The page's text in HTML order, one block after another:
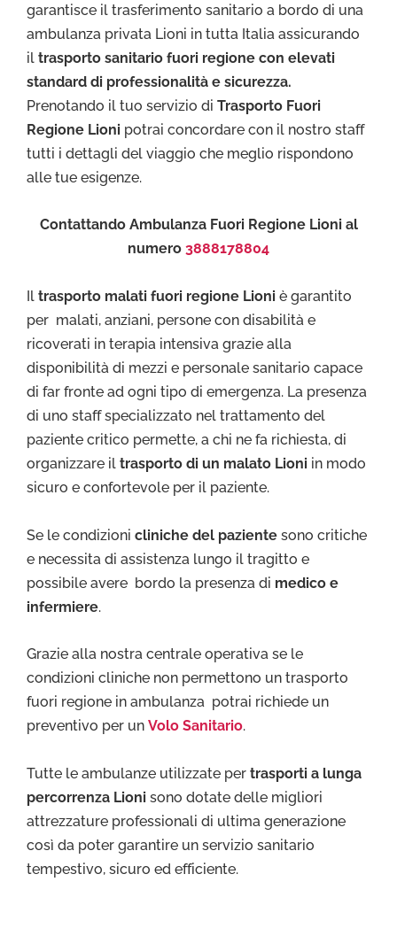
garantisce il trasferimento sanitario a bordo di una
ambulanza privata Lioni in tutta Italia assicurando
il trasporto sanitario fuori regione con elevati
standard di professionalità e sicurezza.
Prenotando il tuo servizio di Trasporto Fuori
Regione Lioni potrai concordare con il nostro staff
tutti i dettagli del viaggio che meglio rispondono
alle tue esigenze.
Contattando Ambulanza Fuori Regione Lioni al
numero 3888178804
Il trasporto malati fuori regione Lioni è garantito
per malati, anziani, persone con disabilità e
ricoverati in terapia intensiva grazie alla
disponibilità di mezzi e personale sanitario capace
di far fronte ad ogni tipo di emergenza. La presenza
di uno staff specializzato nel trattamento del
paziente critico permette, a chi ne fa richiesta, di
organizzare il trasporto di un malato Lioni in modo
sicuro e confortevole per il paziente.
Se le condizioni cliniche del paziente sono critiche
e necessita di assistenza lungo il tragitto e
possibile avere bordo la presenza di medico e
infermiere.
Grazie alla nostra centrale operativa se le
condizioni cliniche non permettono un trasporto
fuori regione in ambulanza potrai richiede un
preventivo per un Volo Sanitario.
Tutte le ambulanze utilizzate per trasporti a lunga
percorrenza Lioni sono dotate delle migliori
attrezzature professionali di ultima generazione
così da poter garantire un servizio sanitario
tempestivo, sicuro ed efficiente.